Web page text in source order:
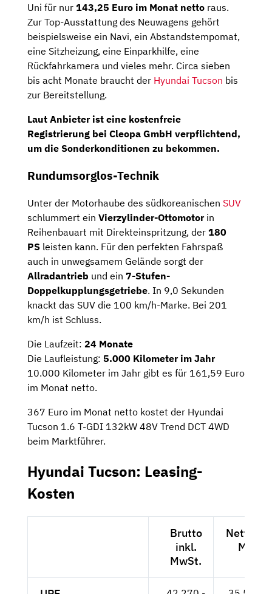
Uni für nur 143,25 Euro im Monat netto raus.
Zur Top-Ausstattung des Neuwagens gehört
beispielsweise ein Navi, ein Abstandstempomat,
eine Sitzheizung, eine Einparkhilfe, eine
Rückfahrkamera und vieles mehr. Circa sieben
bis acht Monate braucht der Hyundai Tucson bis
zur Bereitstellung.
Laut Anbieter ist eine kostenfreie
Registrierung bei Cleopa GmbH verpflichtend,
um die Sonderkonditionen zu bekommen.
Rundumsorglos-Technik
Unter der Motorhaube des südkoreanischen SUV
schlummert ein Vierzylinder-Ottomotorin
Reihenbauart mit Direkteinspritzung, der 180
PS leisten kann. Für den perfekten Fahrspaß
auch in unwegsamem Gelände sorgt der
Allradantrieb und ein 7-Stufen-
Doppelkupplungsgetriebe. In 9,0 Sekunden
knackt das SUV die 100 km/h-Marke. Bei 201
km/h ist Schluss.
Die Laufzeit: 24 Monate
Die Laufleistung: 5.000 Kilometer im Jahr
10.000 Kilometer im Jahr gibt es für 161,59 Euro
im Monat netto.
367 Euro im Monat netto kostet der Hyundai
Tucson 1.6 T-GDI 132kW 48V Trend DCT 4WD
beim Marktführer.
Hyundai Tucson: Leasing-
Kosten
Brutto
inkl.
MwSt.
Netto
MwSt.